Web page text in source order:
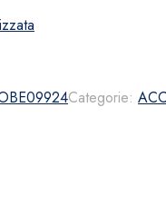
Categorie: